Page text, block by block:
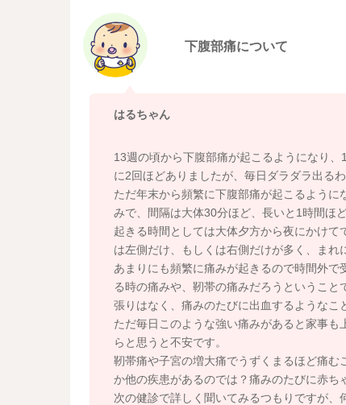
下腹部痛について
はるちゃん
13週の頃から下腹部痛が起こるようになり
に2回ほどありましたが、毎日ダラダラ出る
ただ年末から頻繁に下腹部痛が起こるよう
みで、間隔は大体30分ほど、長いと1時間ほ
起きる時間としては大体夕方から夜にかけ
は左側だけ、もしくは右側だけが多く、まれ
あまりにも頻繁に痛みが起きるので時間外
る時の痛みや、靭帯の痛みだろうということ
張りはなく、痛みのたびに出血するようなこ
ただ毎日このような強い痛みがあると家事
らと思うと不安です。
靭帯痛や子宮の増大痛でうずくまるほど痛
か他の疾患があるのでは？痛みのたびに赤ち
次の健診で詳しく聞いてみるつもりですが、